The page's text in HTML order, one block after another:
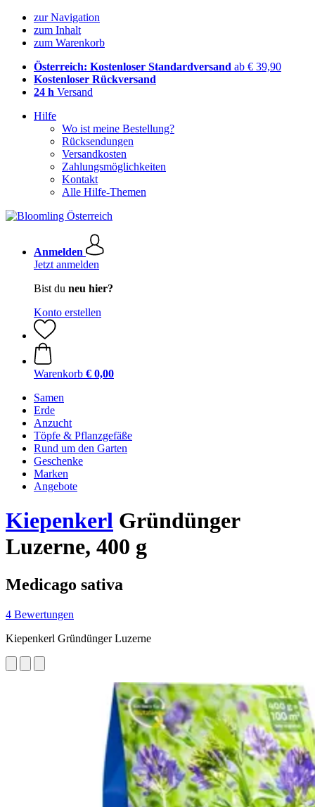
zur Navigation
zum Inhalt
zum Warenkorb
Österreich: Kostenloser Standardversand ab € 39,90
Kostenloser Rückversand
24 h Versand
Hilfe
Wo ist meine Bestellung?
Rücksendungen
Versandkosten
Zahlungsmöglichkeiten
Kontakt
Alle Hilfe-Themen
Anmelden
Jetzt anmelden
Bist du neu hier?
Konto erstellen
Warenkorb € 0,00
Samen
Erde
Anzucht
Töpfe & Pflanzgefäße
Rund um den Garten
Geschenke
Marken
Angebote
Kiepenkerl Gründünger
Luzerne, 400 g
Medicago sativa
4 Bewertungen
Kiepenkerl Gründünger Luzerne